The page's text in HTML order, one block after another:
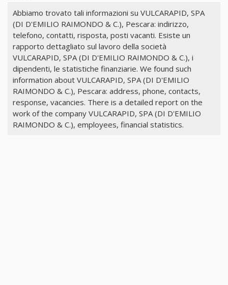
Abbiamo trovato tali informazioni su VULCARAPID, SPA
(DI D'EMILIO RAIMONDO & C.), Pescara: indirizzo,
telefono, contatti, risposta, posti vacanti. Esiste un
rapporto dettagliato sul lavoro della società
VULCARAPID, SPA (DI D'EMILIO RAIMONDO & C.), i
dipendenti, le statistiche finanziarie. We found such
information about VULCARAPID, SPA (DI D'EMILIO
RAIMONDO & C.), Pescara: address, phone, contacts,
response, vacancies. There is a detailed report on the
work of the company VULCARAPID, SPA (DI D'EMILIO
RAIMONDO & C.), employees, financial statistics.